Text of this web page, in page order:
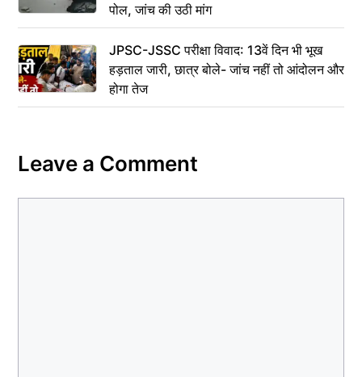
पोल, जांच की उठी मांग
JPSC-JSSC परीक्षा विवाद: 13वें दिन भी भूख
हड़ताल जारी, छात्र बोले- जांच नहीं तो आंदोलन और
होगा तेज
Leave a Comment